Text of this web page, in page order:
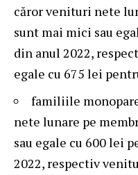
căror venituri nete
sunt mai mici sau
din anul 2022,
egale cu 675 lei
familiile
nete lunare pe
sau egale cu 600 lei
2022, respectiv